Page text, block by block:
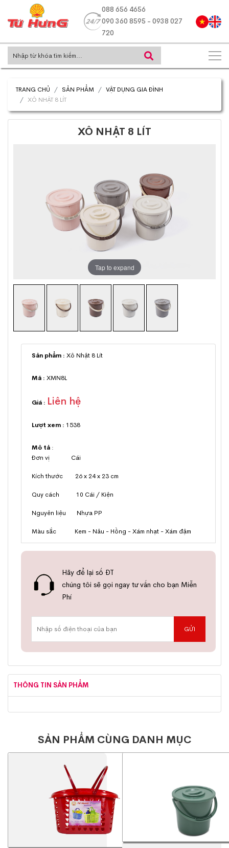
088 656 4656
090 360 8595 - 0938 027
720
TRANG CHỦ SẢN PHẨM
VẬT DỤNG GIA ĐÌNH
XÔ NHẬT 8 LÍT
XÔ NHẬT 8 LÍT
Tap to expand
Sản phẩm : Xô Nhật 8 Lít
Mã : XMN8L
Giá : Liên hệ
Lượt xem : 1538
Mô tả :
Đơn vị Cái
Kích thước 26 x 24 x 23 cm
Quy cách 10 Cái / Kiện
Nguyên liệu Nhựa PP
Màu sắc Kem - Nâu - Hồng - Xám nhạt - Xám đậm
Hãy để lại số ĐT
chúng tôi sẽ gọi ngay tư vấn cho bạn Miễn
Phí
THÔNG TIN SẢN PHẨM
SẢN PHẨM CÙNG DANH MỤC